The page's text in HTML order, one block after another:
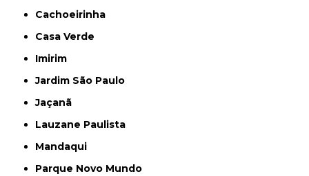
Cachoeirinha
Casa Verde
Imirim
Jardim São Paulo
Jaçanã
Lauzane Paulista
Mandaqui
Parque Novo Mundo